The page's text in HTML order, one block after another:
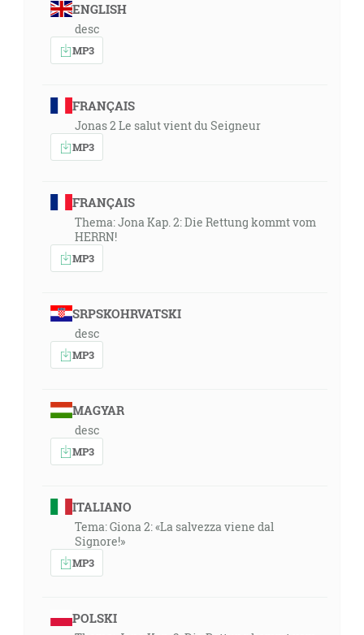
ENGLISH
desc
MP3
FRANÇAIS
Jonas 2 Le salut vient du Seigneur
MP3
FRANÇAIS
Thema: Jona Kap. 2: Die Rettung kommt vom
HERRN!
MP3
SRPSKOHRVATSKI
desc
MP3
MAGYAR
desc
MP3
ITALIANO
Tema: Giona 2: «La salvezza viene dal
Signore!»
MP3
POLSKI